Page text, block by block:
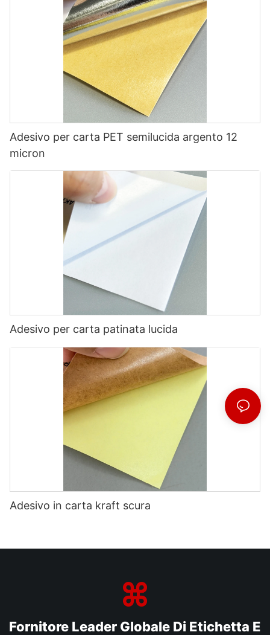
Adesivo per carta PET semilucida argento 12
micron
Adesivo per carta patinata lucida
Adesivo in carta kraft scura
Fornitore Leader Globale Di Etichetta E